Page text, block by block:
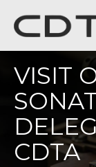
VISIT
CDTA